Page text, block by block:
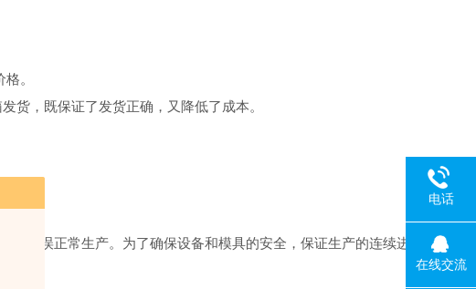
。
货，既保证了发货正确，又降低了成本。
延误正常生产。为了确保设备和模具的安全，保证生产的连续进
电话
在线交流